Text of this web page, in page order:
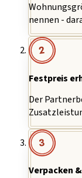
nennen -
2
Festpreis
Der
3
Verpacken